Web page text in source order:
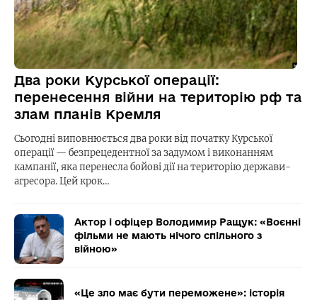
Два роки Курської операції:
перенесення війни на територію рф та
злам планів Кремля
Сьогодні виповнюється два роки від початку Курської
операції — безпрецедентної за задумом і виконанням
кампанії, яка перенесла бойові дії на територію держави-
агресора. Цей крок…
Актор і офіцер Володимир Ращук: «Воєнні
фільми не мають нічого спільного з
війною»
«Це зло має бути переможене»: історія